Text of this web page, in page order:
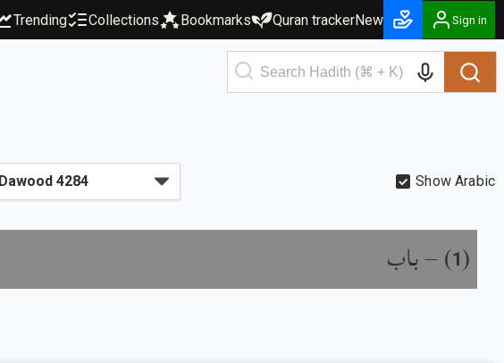
Trending Collections Bookmarks Quran trackerNew Sign in
Show Arabic
(
1
) –باب